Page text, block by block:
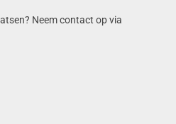
Neem contact op via